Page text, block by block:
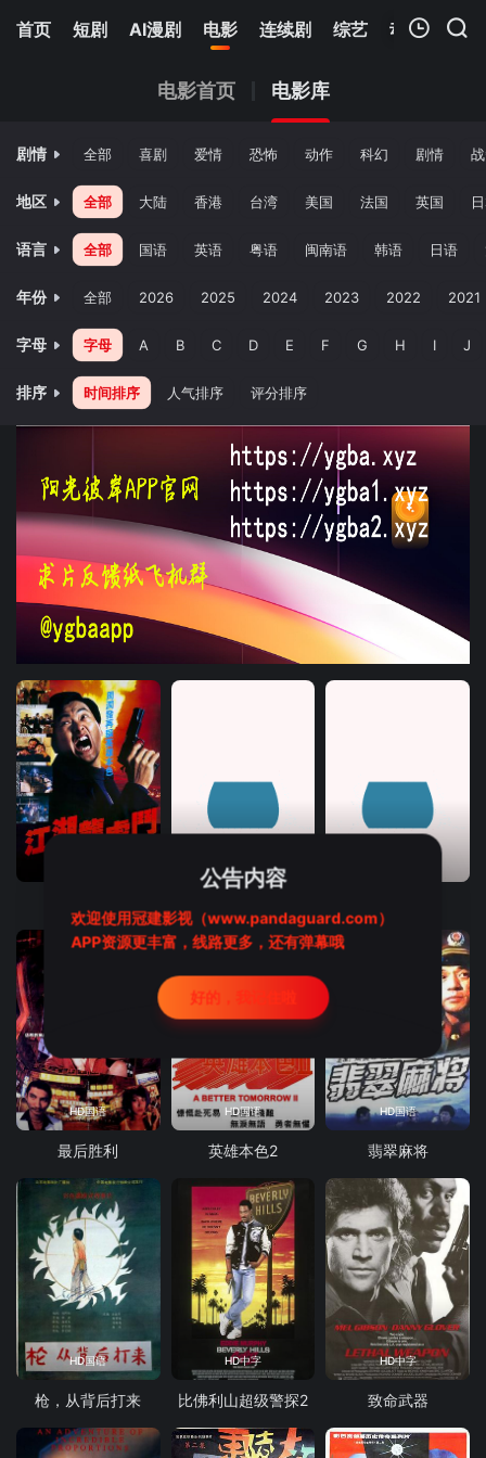
首页 短剧 AI漫剧 电影 连续剧 综艺 动漫
我的观影记录
暂无观看影片的记录
电影首页 电影库
剧情 全部 喜剧 爱情 恐怖 动作 科幻 剧情
地区 全部 大陆 香港 台湾 美国 法国 英国
语言 全部 国语 英语 粤语 闽南语 韩语 日语
年份 全部 2026 2025 2024 2023 2022 2021
字母 字母 A B C D E F G H I J
排序 时间排序 人气排序 评分排序
HD国语
最后胜利
HD国语
英雄本色2
HD国语
翡翠麻将
HD国语
枪，从背后打来
HD中字
比佛利山超级警探2
HD中字
致命武器
公告内容
欢迎使用冠建影视（www.pandaguard.com）
APP资源更丰富，线路更多，还有弹幕哦
好的，我记住啦